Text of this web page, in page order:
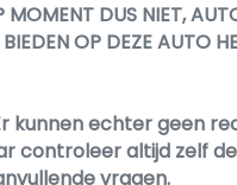
MOMENT DUS NIET,
OP DEZE AUTO
kunnen echter geen
controleer altijd zelf
vragen.